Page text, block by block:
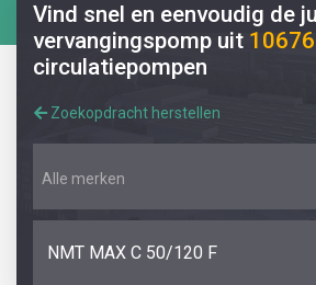
Vind snel en eenvoudig de
vervangingspomp uit 10676
circulatiepompen
Zoekopdracht herstellen
Alle merken
NMT MAX C 50/120 F